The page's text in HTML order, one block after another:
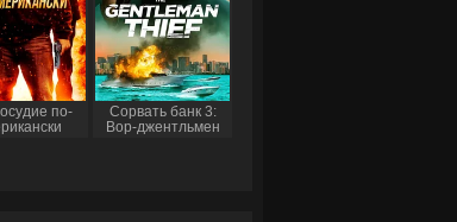
по-
Сорвать банк 3:
Вор-джентльмен